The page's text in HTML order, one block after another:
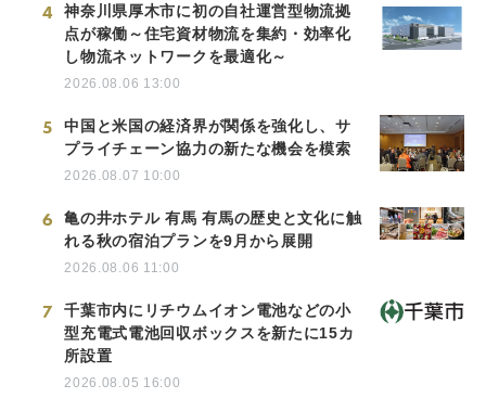
4
神奈川県厚木市に初の自社運営型物流拠
点が稼働～住宅資材物流を集約・効率化
し物流ネットワークを最適化～
2026.08.06 13:00
5
中国と米国の経済界が関係を強化し、サ
プライチェーン協力の新たな機会を模索
2026.08.07 10:00
6
亀の井ホテル 有馬 有馬の歴史と文化に触
れる秋の宿泊プランを9月から展開
2026.08.06 11:00
7
千葉市内にリチウムイオン電池などの小
型充電式電池回収ボックスを新たに15カ
所設置
2026.08.05 16:00